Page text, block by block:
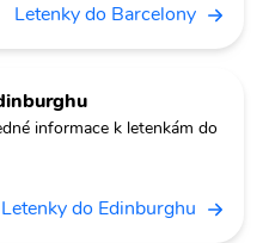
Letenky do Barcelony
informace k letenkám do
Letenky do Edinburghu